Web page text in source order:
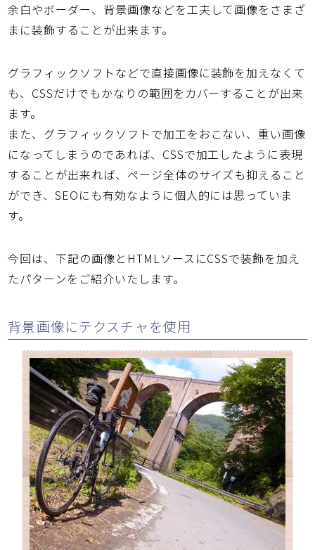
余白やボーダー、背景画像などを工夫して画像をさまざ
まに装飾することが出来ます。
グラフィックソフトなどで直接画像に装飾を加えなくて
も、CSSだけでもかなりの範囲をカバーすることが出来
ます。
また、グラフィックソフトで加工をおこない、重い画像
になってしまうのであれば、CSSで加工したように表現
することが出来れば、ページ全体のサイズも抑えること
ができ、SEOにも有効なように個人的には思っていま
す。
今回は、下記の画像とHTMLソースにCSSで装飾を加え
たパターンをご紹介いたします。
背景画像にテクスチャを使用